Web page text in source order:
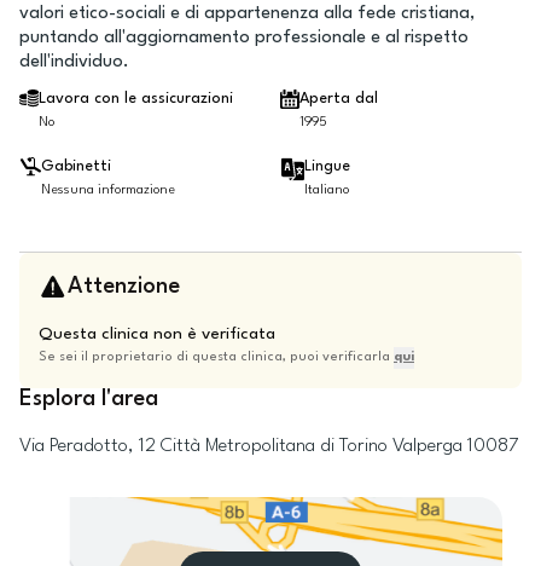
valori etico-sociali e di appartenenza alla fede cristiana,
puntando all'aggiornamento professionale e al rispetto
dell'individuo.
Lavora con le assicurazioni
No
Aperta dal
1995
Gabinetti
Nessuna informazione
Lingue
Italiano
Attenzione
Questa clinica non è verificata
Se sei il proprietario di questa clinica, puoi verificarla qui
Esplora l'area
Via Peradotto, 12 Città Metropolitana di Torino Valperga 10087